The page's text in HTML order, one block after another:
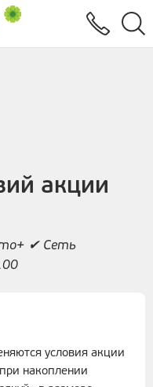
акции
✔ Сеть
условия акции
накоплении